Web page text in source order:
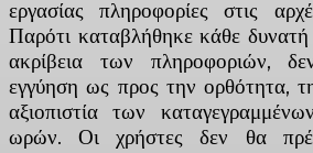
εργασίας πληροφορίες στις
Παρότι καταβλήθηκε κάθε δυνατή
ακρίβεια των πληροφοριών,
εγγύηση ως προς την ορθότητα,
αξιοπιστία των
ωρών. Οι χρήστες δεν θα